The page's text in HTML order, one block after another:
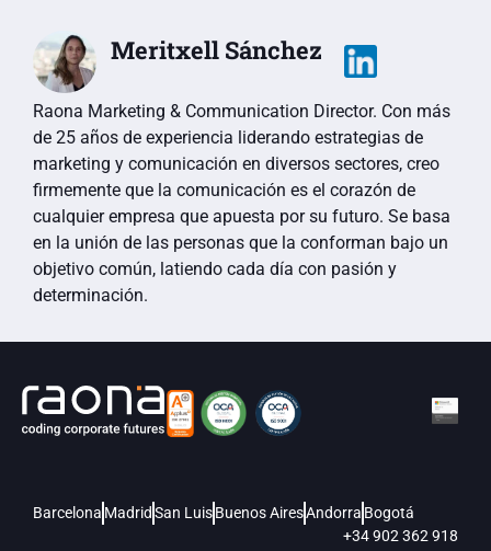
Meritxell Sánchez
Raona Marketing & Communication Director. Con más
de 25 años de experiencia liderando estrategias de
marketing y comunicación en diversos sectores, creo
firmemente que la comunicación es el corazón de
cualquier empresa que apuesta por su futuro. Se basa
en la unión de las personas que la conforman bajo un
objetivo común, latiendo cada día con pasión y
determinación.
Barcelona MadridSan LuisBuenos AiresAndorra Bogotá
+34 902 362 918